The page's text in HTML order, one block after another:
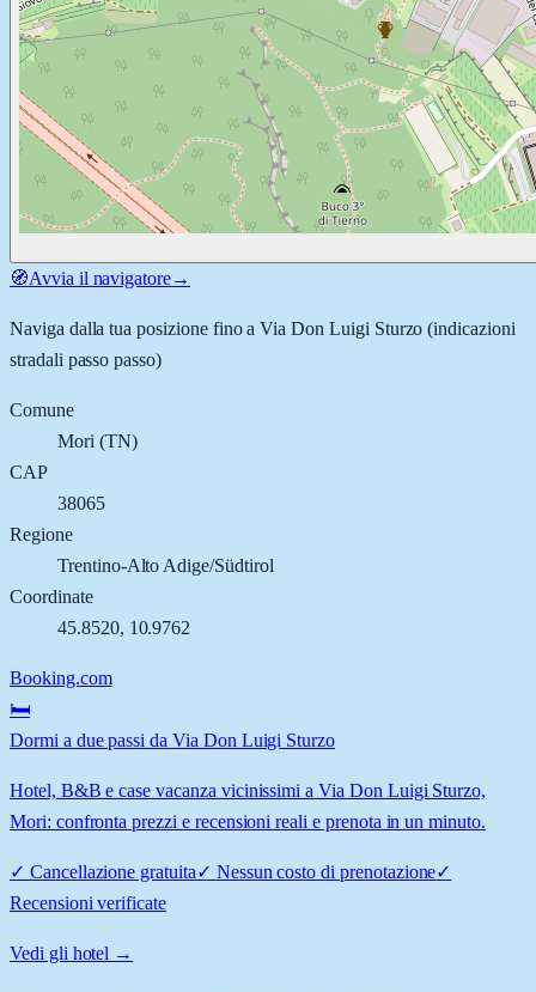
🧭Avvia il navigatore→
Naviga dalla tua posizione fino aVia Don Luigi Sturzo (indicazioni
stradali passo passo)
Comune
Mori (TN)
CAP
38065
Regione
Trentino-Alto Adige/Südtirol
Coordinate
45.8520, 10.9762
Booking.com
🛏️
Dormi a due passi da Via Don Luigi Sturzo
Hotel, B&B e case vacanza vicinissimi a Via Don Luigi Sturzo,
Mori: confronta prezzi e recensioni reali e prenota in un minuto.
✓ Cancellazione gratuita✓ Nessun costo di prenotazione✓
Recensioni verificate
Vedi gli hotel →